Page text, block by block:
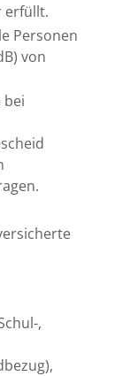
erfüllt.
Personen
von
bei
,